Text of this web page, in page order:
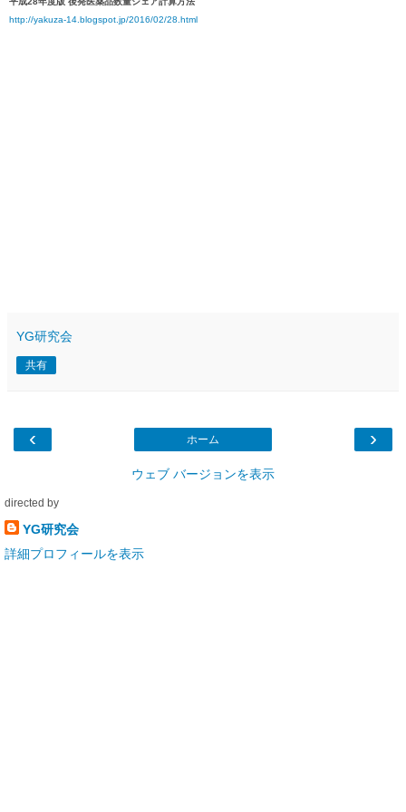
http://yakuza-14.blogspot.jp/2016/02/28.html
YG研究会
共有
‹ ›
ホーム
ウェブ バージョンを表示
directed by
YG研究会
詳細プロフィールを表示